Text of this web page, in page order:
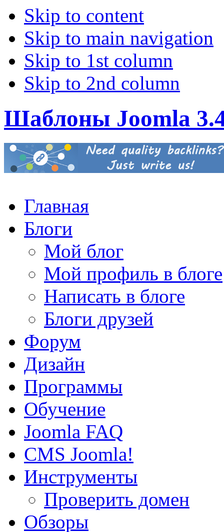
Skip to content
Skip to main navigation
Skip to 1st column
Skip to 2nd column
Шаблоны Joomla
Главная
Блоги
Мой блог
Мой профиль в блоге
Написать в блоге
Блоги друзей
Форум
Дизайн
Программы
Обучение
Joomla FAQ
CMS Joomla!
Инструменты
Проверить домен
Обзоры